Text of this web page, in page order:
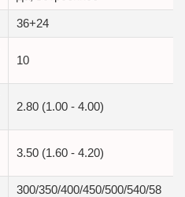
36+24
10
2.80 (1.00 - 4.00)
3.50 (1.60 - 4.20)
300/350/400/450/500/540/58